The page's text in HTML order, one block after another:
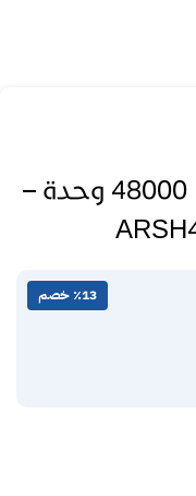
مكيف كونسيلد او جنرال 48000 وحدة –
٪13 خصم